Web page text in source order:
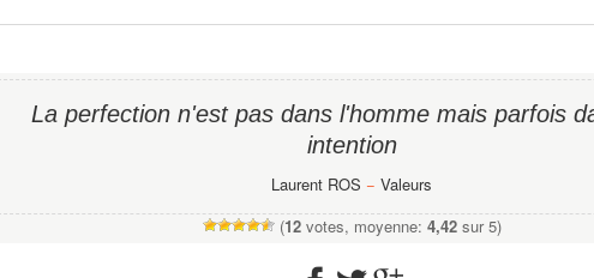
La perfection n'est pas dans l'homme mais parfois
intention
Laurent ROS − Valeurs
(12votes, moyenne: 4,42sur 5)